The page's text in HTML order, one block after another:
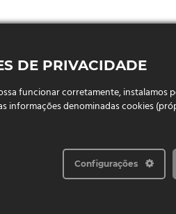
DE PRIVACIDADE
funcionar corretamente, instalamos
informações denominadas cookies
Configurações